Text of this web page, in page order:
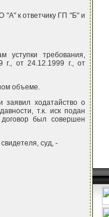
"А" к ответчику ГП "Б" и
уступки требования,
от 24.12.1999 г., от
объеме.
заявил ходатайство о
т.к. иск подан
был совершен
суд, -